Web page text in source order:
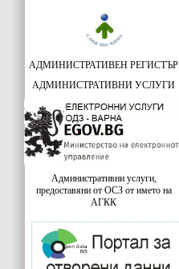
АДМИНИСТРАТИВЕН РЕГИСТЪР
АДМИНИСТРАТИВНИ УСЛУГИ
Административни услуги,
предоставяни от ОСЗ от името на
АГКК